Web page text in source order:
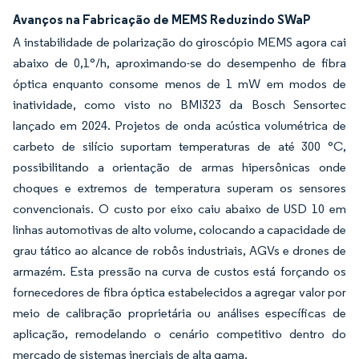
Avanços na Fabricação de MEMS Reduzindo SWaP
A instabilidade de polarização do giroscópio MEMS agora cai
abaixo de 0,1°/h, aproximando-se do desempenho de fibra
óptica enquanto consome menos de 1 mW em modos de
inatividade, como visto no BMI323 da Bosch Sensortec
lançado em 2024. Projetos de onda acústica volumétrica de
carbeto de silício suportam temperaturas de até 300 °C,
possibilitando a orientação de armas hipersônicas onde
choques e extremos de temperatura superam os sensores
convencionais. O custo por eixo caiu abaixo de USD 10 em
linhas automotivas de alto volume, colocando a capacidade de
grau tático ao alcance de robôs industriais, AGVs e drones de
armazém. Esta pressão na curva de custos está forçando os
fornecedores de fibra óptica estabelecidos a agregar valor por
meio de calibração proprietária ou análises específicas de
aplicação, remodelando o cenário competitivo dentro do
mercado de sistemas inerciais de alta gama.